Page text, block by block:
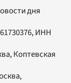
дня
ИНН
Коптевская
,